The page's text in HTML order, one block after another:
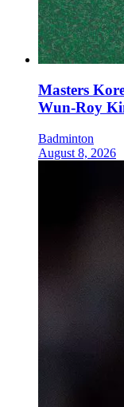
Masters
Wun-Roy
Badminton
August 8, 2026